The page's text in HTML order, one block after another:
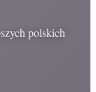
polskich